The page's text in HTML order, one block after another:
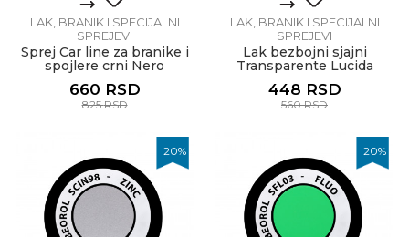
LAK, BRANIK I SPECIJALNI
SPREJEVI
Sprej Car line za branike i
spojlere crni Nero
660 RSD
825RSD
LAK, BRANIK I SPECIJALNI
SPREJEVI
Lak bezbojni sjajni
Transparente Lucida
448 RSD
560RSD
20% 20%